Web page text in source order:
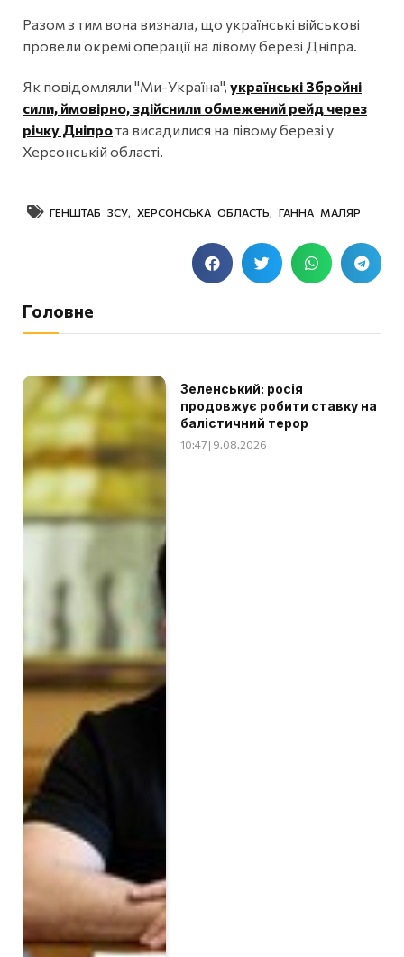
Разом з тим вона визнала, що українські військові
провели окремі операції на лівому березі Дніпра.
Як повідомляли "Ми-Україна", українські Збройні
сили, ймовірно, здійснили обмежений рейд через
річку Дніпрота висадилися на лівому березі у
Херсонській області.
ГЕНШТАБ ЗСУ ХЕРСОНСЬКА ОБЛАСТЬ ГАННА МАЛЯР
Головне
Зеленський: росія
продовжує робити ставку на
балістичний терор
10:47 | 9.08.2026